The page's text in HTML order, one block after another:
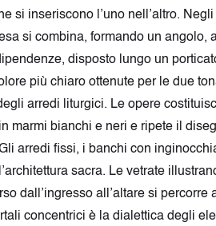
si inseriscono l’uno nell’altro.
si combina, formando un angolo,
disposto lungo un
più chiaro ottenute per le due
arredi liturgici. Le opere
marmi bianchi e neri e ripete il
arredi fissi, i banchi con
sacra. Le vetrate
dall’ingresso all’altare si
concentrici è la dialettica degli